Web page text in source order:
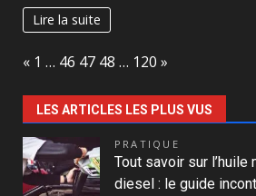
Lire la suite
Page:
Previous
« 1 … 46 47 48 … 120 Next
»
LES ARTICLES LES PLUS VUS
PRATIQUE
Tout savoir sur
diesel : le guide